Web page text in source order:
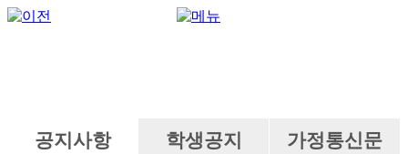
공지사항 학생공지 가정통신문